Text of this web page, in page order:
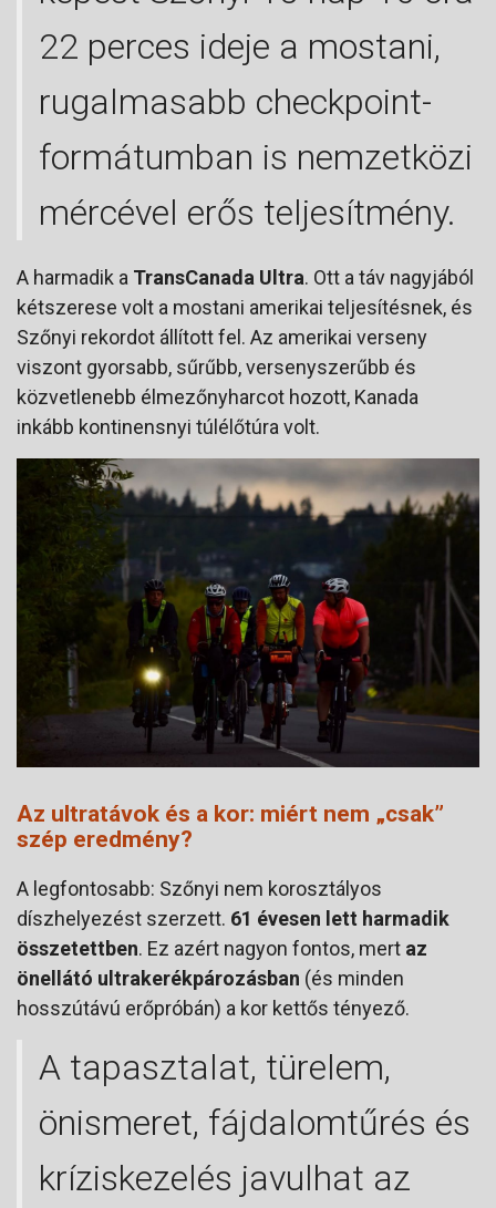
22 perces ideje a mostani,
rugalmasabb checkpoint-
formátumban is nemzetközi
mércével erős teljesítmény.
A harmadik a TransCanada Ultra. Ott a táv nagyjából
kétszerese volt a mostani amerikai teljesítésnek, és
Szőnyi rekordot állított fel. Az amerikai verseny
viszont gyorsabb, sűrűbb, versenyszerűbb és
közvetlenebb élmezőnyharcot hozott, Kanada
inkább kontinensnyi túlélőtúra volt.
Az ultratávok és a kor: miért nem „csak”
szép eredmény?
A legfontosabb: Szőnyi nem korosztályos
díszhelyezést szerzett. 61 évesen lett harmadik
összetettben. Ez azért nagyon fontos, mert az
önellátó ultrakerékpározásban (és minden
hosszútávú erőpróbán) a kor kettős tényező.
A tapasztalat, türelem,
önismeret, fájdalomtűrés és
kríziskezelés javulhat az